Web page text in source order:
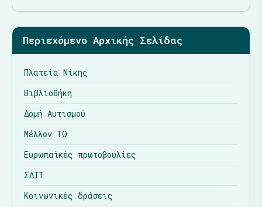
Περιεχόμενο Αρχικής Σελίδας
Πλατεία Νίκης
Βιβλιοθήκη
Δομή Αυτισμού
Μέλλον ΤΘ
Ευρωπαϊκές πρωτοβουλίες
ΣΔΙΤ
Κοινωνικές δράσεις